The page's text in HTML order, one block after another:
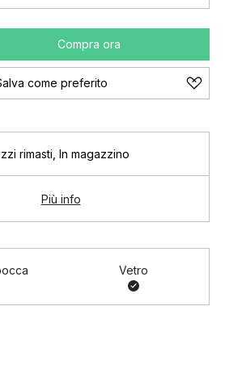
Compra ora
come preferito
rimasti In magazzino
Più info
Vetro